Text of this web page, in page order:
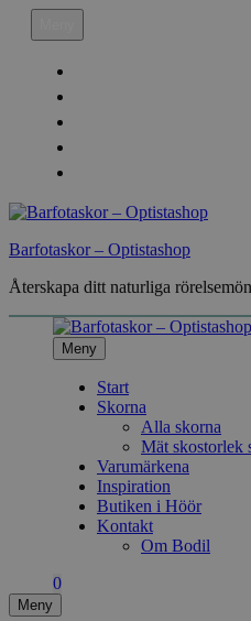
Hoppa
Barfotaskor – Optistashop
Återskapa ditt naturliga
Meny
Start
Skorna
Alla skorna
Mät skostorlek
Varumärkena
Inspiration
Butiken i Höör
Kontakt
Om Bodil
0
Meny